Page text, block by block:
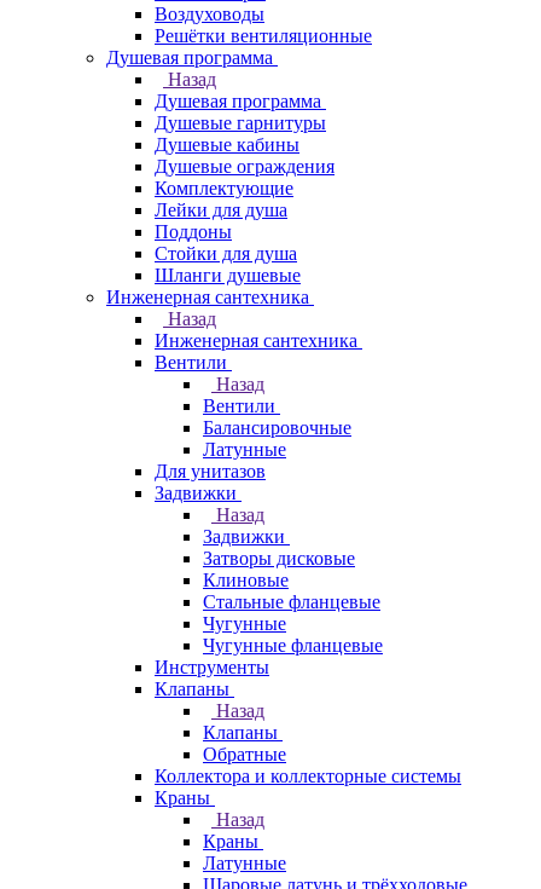
Воздуховоды
Решётки вентиляционные
Душевая программа
Назад
Душевая программа
Душевые гарнитуры
Душевые кабины
Душевые ограждения
Комплектующие
Лейки для душа
Поддоны
Стойки для душа
Шланги душевые
Инженерная сантехника
Назад
Инженерная сантехника
Вентили
Назад
Вентили
Балансировочные
Латунные
Для унитазов
Задвижки
Назад
Задвижки
Затворы дисковые
Клиновые
Стальные фланцевые
Чугунные
Чугунные фланцевые
Инструменты
Клапаны
Назад
Клапаны
Обратные
Коллектора и коллекторные системы
Краны
Назад
Краны
Латунные
Шаровые латунь и трёхходовые